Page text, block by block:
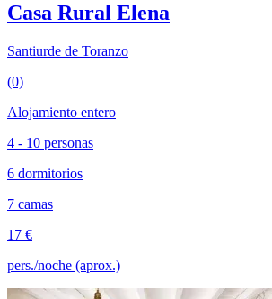
Casa Rural Elena
Santiurde de Toranzo
(0)
Alojamiento entero
4 - 10 personas
6 dormitorios
7 camas
17 €
pers./noche (aprox.)